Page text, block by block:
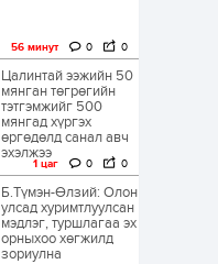
56 минут 0 0
Цалинтай ээжийн 50
мянган төгрөгийн
тэтгэмжийг 500
мянгад хүргэх
өргөдөлд санал авч
эхэлжээ
1 цаг 0 0
Б.Түмэн-Өлзий: Олон
улсад хуримтлуулсан
мэдлэг, туршлагаа эх
орныхоо хөгжилд
зориулна